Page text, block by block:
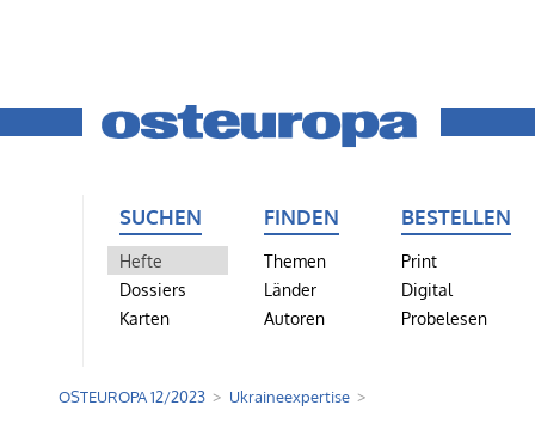
SUCHEN
Hefte
Dossiers
Karten
FINDEN
Themen
Länder
Autoren
BESTELLEN
Print
Digital
Probelesen
OSTEUROPA 12/2023 Ukraineexpertise